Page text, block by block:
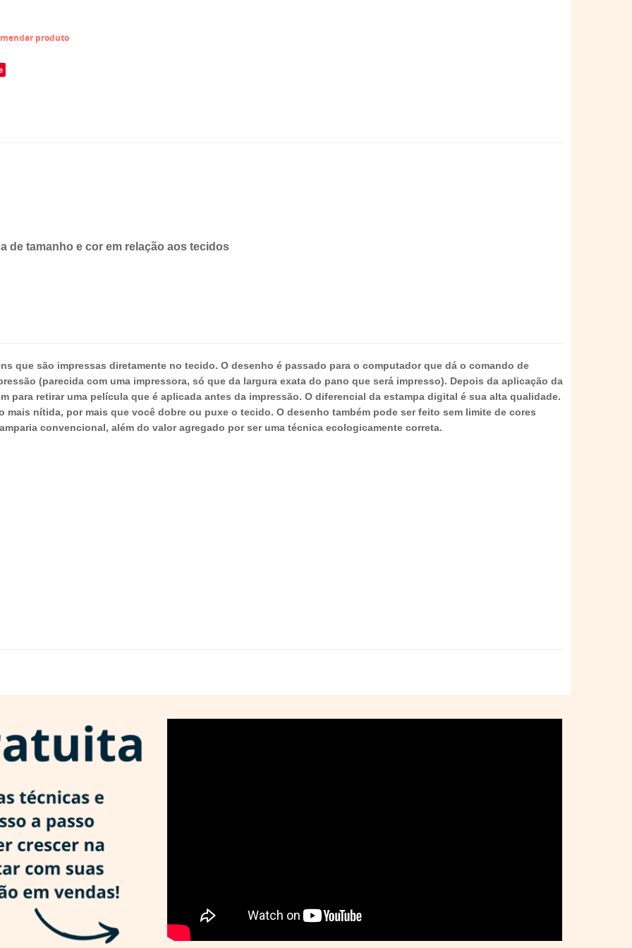
produto
de tamanho e cor em relação aos tecidos
que são impressas diretamente no tecido. O desenho é passado para o computador que dá o comando de
(parecida com uma impressora, só que da largura exata do pano que será impresso). Depois da aplicação da
para retirar uma película que é aplicada antes da impressão. O diferencial da estampa digital é sua alta qualidade.
mais nítida, por mais que você dobre ou puxe o tecido. O desenho também pode ser feito sem limite de cores
convencional, além do valor agregado por ser uma técnica ecologicamente correta.